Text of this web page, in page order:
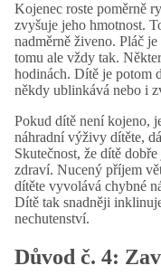
Kojenec roste poměrně
zvyšuje jeho hmotnost.
nadměrně živeno. Pláč
tomu ale vždy tak.
hodinách. Dítě je potom
někdy ublinkává nebo i
Pokud dítě není kojeno,
náhradní výživy dítěte,
Skutečnost, že dítě
zdraví. Nucený příjem
dítěte vyvolává chybné
Dítě tak snadněji
nechutenství.
Důvod č. 4: